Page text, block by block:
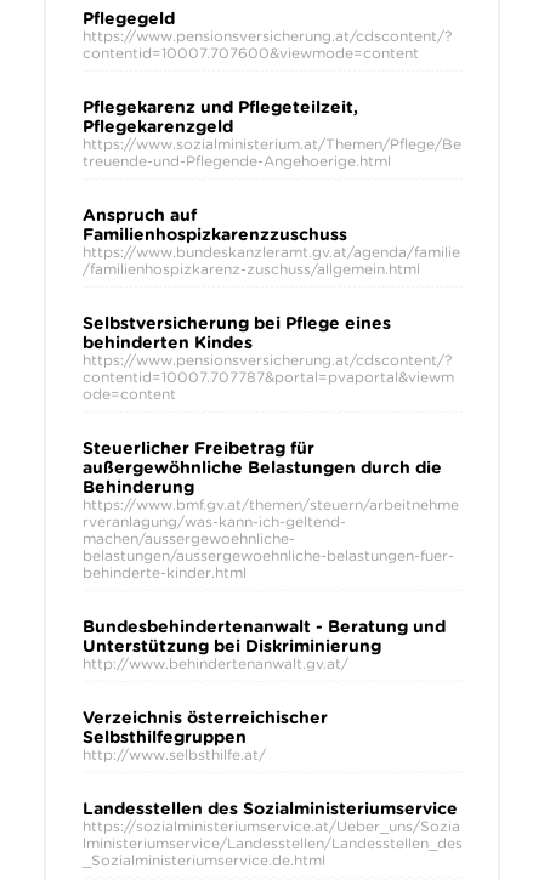
Pflegegeld
https://www.pensionsversicherung.at/cdscontent/?
contentid=10007.707600&viewmode=content
Pflegekarenz und Pflegeteilzeit,
Pflegekarenzgeld
https://www.sozialministerium.at/Themen/Pflege/Be
treuende-und-Pflegende-Angehoerige.html
Anspruch auf
Familienhospizkarenzzuschuss
https://www.bundeskanzleramt.gv.at/agenda/familie
/familienhospizkarenz-zuschuss/allgemein.html
Selbstversicherung bei Pflege eines
behinderten Kindes
https://www.pensionsversicherung.at/cdscontent/?
contentid=10007.707787&portal=pvaportal&viewm
ode=content
Steuerlicher Freibetrag für
außergewöhnliche Belastungen durch die
Behinderung
https://www.bmf.gv.at/themen/steuern/arbeitnehme
rveranlagung/was-kann-ich-geltend-
machen/aussergewoehnliche-
belastungen/aussergewoehnliche-belastungen-fuer-
behinderte-kinder.html
Bundesbehindertenanwalt - Beratung und
Unterstützung bei Diskriminierung
http://www.behindertenanwalt.gv.at/
Verzeichnis österreichischer
Selbsthilfegruppen
http://www.selbsthilfe.at/
Landesstellen des Sozialministeriumservice
https://sozialministeriumservice.at/Ueber_uns/Sozia
lministeriumservice/Landesstellen/Landesstellen_des
_Sozialministeriumservice.de.html